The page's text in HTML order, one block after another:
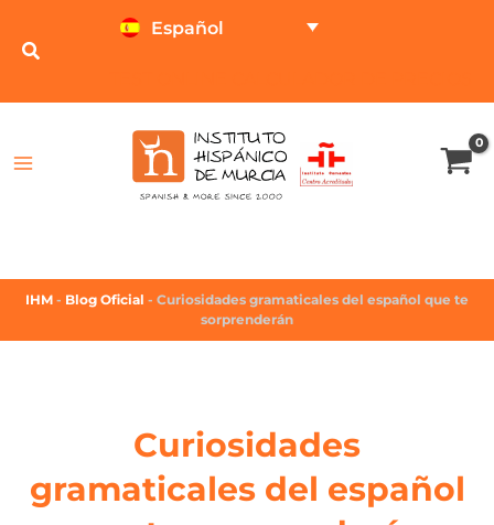
Español
IHM - Blog Oficial - Curiosidades gramaticales del español que te
sorprenderán
Curiosidades
gramaticales del español